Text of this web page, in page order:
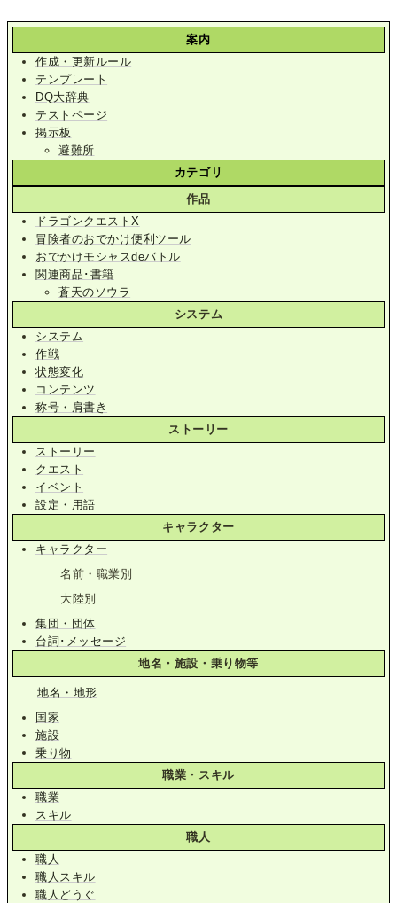
案内
作成・更新ルール
テンプレート
DQ大辞典
テストページ
掲示板
避難所
カテゴリ
作品
ドラゴンクエストX
冒険者のおでかけ便利ツール
おでかけモシャスdeバトル
関連商品･書籍
蒼天のソウラ
システム
システム
作戦
状態変化
コンテンツ
称号・肩書き
ストーリー
ストーリー
クエスト
イベント
設定・用語
キャラクター
キャラクター
名前・職業別
大陸別
集団・団体
台詞･メッセージ
地名・施設・乗り物等
地名・地形
国家
施設
乗り物
職業・スキル
職業
スキル
職人
職人
職人スキル
職人どうぐ